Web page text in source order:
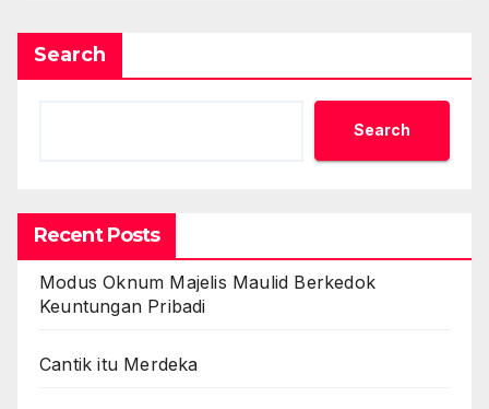
Search
Search
Recent Posts
Modus Oknum Majelis Maulid Berkedok
Keuntungan Pribadi
Cantik itu Merdeka